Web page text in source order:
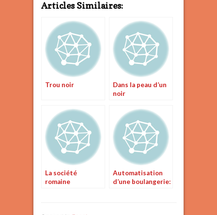
Articles Similaires:
Trou noir
Dans la peau d’un
noir
La société
romaine
Automatisation
d’une boulangerie: